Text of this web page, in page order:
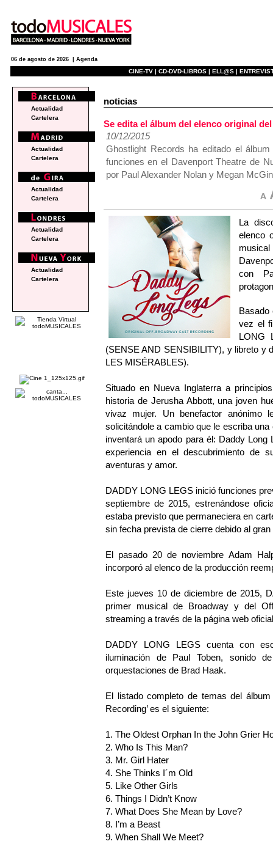
06 de agosto de 2026 | Agenda
CINE-TV | CD-DVD-LIBROS | ELL@S |
noticias
Se edita el álbum del elenco original
10/12/2015
Ghostlight Records ha editado el
funciones en el Davenport Theatre de
por Paul Alexander Nolan y Megan
La
elenco
musical
con
Basado
vez el
LONG
(SENSE AND SENSIBILITY), y libreto y
LES MISÉRABLES).
Situado en Nueva Inglaterra a
historia de Jerusha Abbott, una joven
vivaz mujer. Un benefactor anónimo
solicitándole a cambio que le escriba
inventará un apodo para él: Daddy
experiencia en el descubrimiento de
aventuras y amor.
DADDY LONG LEGS inició funciones
septiembre de 2015, estrenándose
estaba previsto que permaneciera en
sin fecha prevista de cierre debido al
El pasado 20 de noviembre Adam
incorporó al elenco de la producción
Este jueves 10 de diciembre de 2015,
primer musical de Broadway y del
streaming a través de la página web
DADDY LONG LEGS cuenta con
iluminación de Paul Toben, sonido
orquestaciones de Brad Haak.
El listado completo de temas del
Recording’ es el siguiente:
1. The Oldest Orphan In the John Grier
2. Who Is This Man?
3. Mr. Girl Hater
4. She Thinks I´m Old
5. Like Other Girls
6. Things I Didn’t Know
7. What Does She Mean by Love?
8. I’m a Beast
9. When Shall We Meet?
Actualidad
Cartelera
Actualidad
Cartelera
Actualidad
Cartelera
Actualidad
Cartelera
Actualidad
Cartelera